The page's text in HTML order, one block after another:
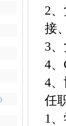
2
接
3
4
4
任
1